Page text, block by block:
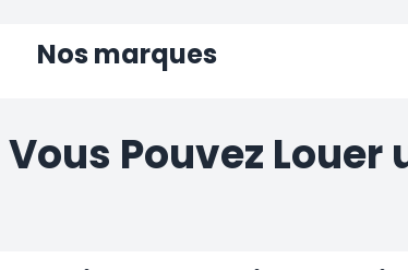
Nos marques
Pouvez Louer